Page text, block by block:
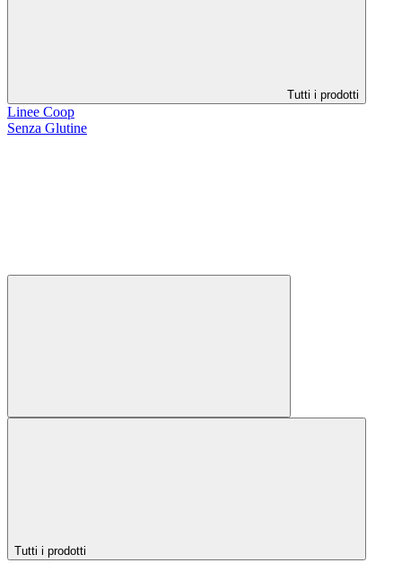
Tutti i prodotti
Linee Coop
Senza Glutine
Tutti i prodotti